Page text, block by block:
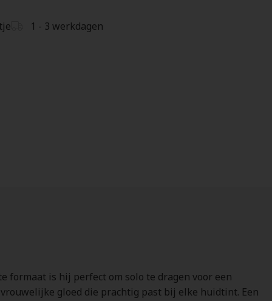
1 - 3 werkdagen
formaat is hij perfect om solo te dragen voor een
gloed die prachtig past bij elke huidtint. Een